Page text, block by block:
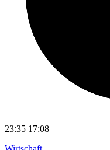
23:35 17:08